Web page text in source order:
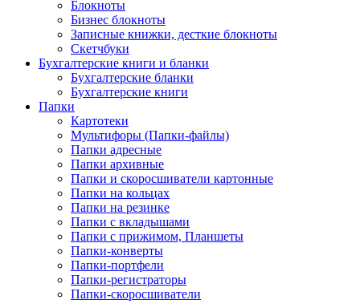
Блокноты
Бизнес блокноты
Записные книжки, десткие блокноты
Скетчбуки
Бухгалтерские книги и бланки
Бухгалтерские бланки
Бухгалтерские книги
Папки
Картотеки
Мультифоры (Папки-файлы)
Папки адресные
Папки архивные
Папки и скоросшиватели картонные
Папки на кольцах
Папки на резинке
Папки с вкладышами
Папки с прижимом, Планшеты
Папки-конверты
Папки-портфели
Папки-регистраторы
Папки-скоросшиватели